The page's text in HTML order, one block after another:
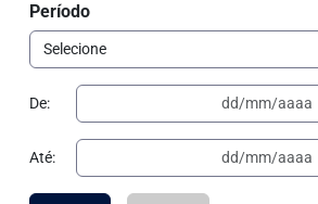
Período
De:
Até: